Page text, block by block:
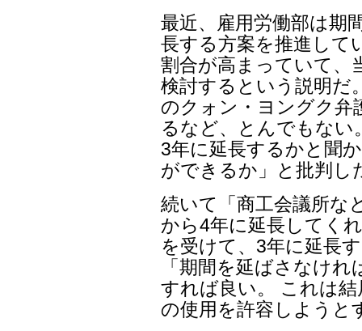
最近、雇用労働部は期
長する方案を推進して
割合が高まっていて、
検討するという説明だ
のクォン・ヨングク弁
るなど、とんでもない
3年に延長するかと聞
ができるか」と批判し
続いて「商工会議所な
から4年に延長してく
を受けて、3年に延長
「期間を延ばさなけ
すれば良い。 これは
の使用を許容しようと